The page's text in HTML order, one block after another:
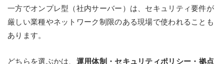
一方でオンプレ型（社内サーバー）は、セキュリティ要件が
厳しい業種やネットワーク制限のある現場で使われることも
あります。
どちらを選ぶかは、 運用体制・セキュリティポリシー・拠点